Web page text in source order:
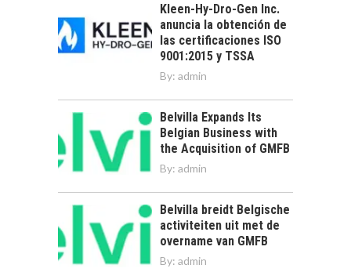
Kleen-Hy-Dro-Gen Inc.
anuncia la obtención de
las certificaciones ISO
9001:2015 y TSSA
By: admin
Belvilla Expands Its
Belgian Business with
the Acquisition of GMFB
By: admin
Belvilla breidt Belgische
activiteiten uit met de
overname van GMFB
By: admin